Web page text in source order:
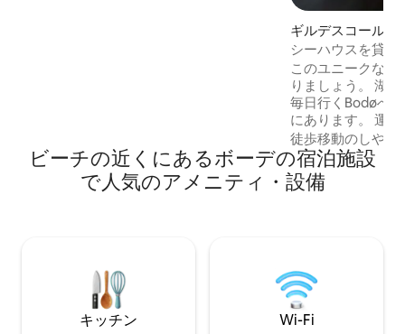
できます。
ギルデスコールの
シーハウスを貸し
このユニークな場
りましょう。 湖
毎日行くBodøへ
にあります。 運
船、キング船、大
することもできま
豊かな野生動物が
では、ヘラジカ、
す。 素晴らしい
り、山頂ツアーの
徒歩移動のしやす
ビーチの近くにあるボーデの宿泊施設
で人気のアメニティ・設備
キッチン Wi-Fi